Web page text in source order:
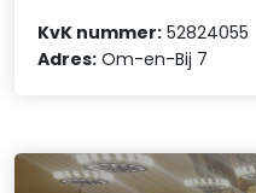
KvK nummer: 52824055
Adres: Om-en-Bij 7